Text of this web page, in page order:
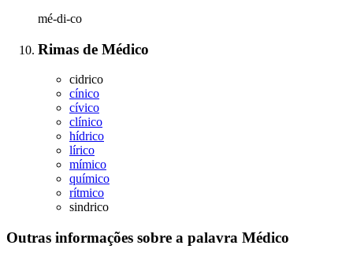
mé-di-co
Rimas de Médico
cidrico
cínico
cívico
clínico
hídrico
lírico
mímico
químico
rítmico
sindrico
Outras informações sobre a palavra Médico